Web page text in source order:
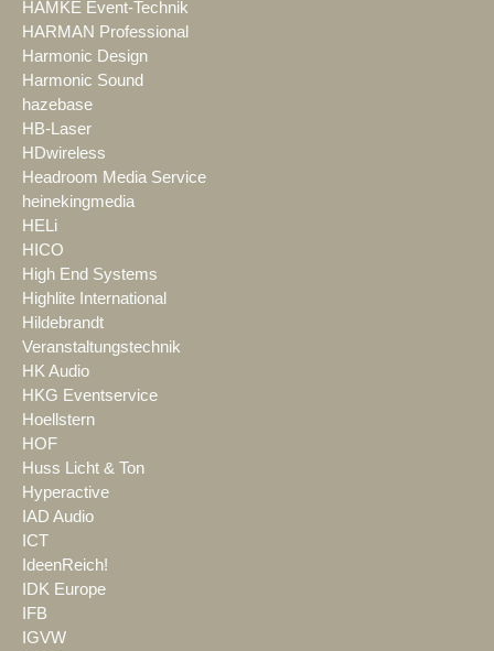
HAMKE Event-Technik
HARMAN Professional
Harmonic Design
Harmonic Sound
hazebase
HB-Laser
HDwireless
Headroom Media Service
heinekingmedia
HELi
HICO
High End Systems
Highlite International
Hildebrandt
Veranstaltungstechnik
HK Audio
HKG Eventservice
Hoellstern
HOF
Huss Licht & Ton
Hyperactive
IAD Audio
ICT
IdeenReich!
IDK Europe
IFB
IGVW